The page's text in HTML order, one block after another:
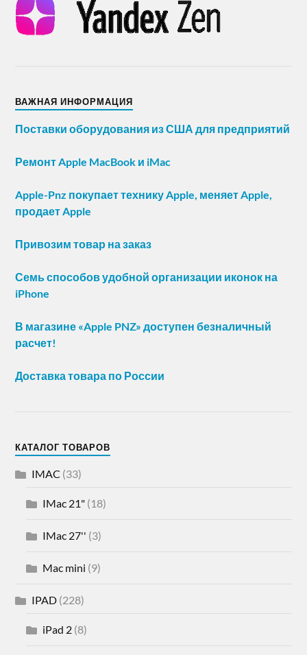
ВАЖНАЯ ИНФОРМАЦИЯ
Поставки оборудования из США для предприятий
Ремонт Apple MacBook и iMac
Apple-Pnz покупает технику Apple, меняет Apple,
продает Apple
Привозим товар на заказ
Семь способов удобной организации иконок на
iPhone
В магазине «Apple PNZ» доступен безналичный
расчет!
Доставка товара по России
КАТАЛОГ ТОВАРОВ
IMAC (33)
IMac 21" (18)
IMac 27'' (3)
Mac mini (9)
IPAD (228)
iPad 2 (8)